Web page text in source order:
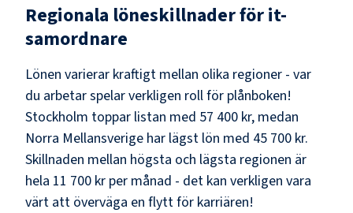
Regionala löneskillnader förit-
samordnare
Lönen varierar kraftigt mellan olika regioner - var
du arbetar spelar verkligen roll för plånboken!
Stockholm toppar listan med 57 400 kr, medan
Norra Mellansverige har lägst lön med 45 700 kr.
Skillnaden mellan högsta och lägsta regionen är
hela 11 700 kr per månad - det kan verkligen vara
värt att överväga en flytt för karriären!